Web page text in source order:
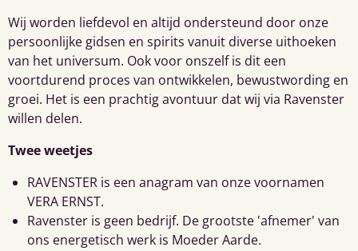
Wij worden liefdevol en altijd ondersteund door onze
persoonlijke gidsen en spirits vanuit diverse uithoeken
van het universum. Ook voor onszelf is dit een
voortdurend proces van ontwikkelen, bewustwording en
groei. Het is een prachtig avontuur dat wij via Ravenster
willen delen.
Twee weetjes
RAVENSTER is een anagram van onze voornamen
VERA ERNST.
Ravenster is geen bedrijf. De grootste 'afnemer' van
ons energetisch werk is Moeder Aarde.